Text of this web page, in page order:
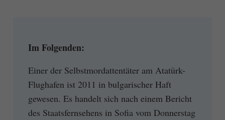
Im Folgenden:
Einer der Selbstmordattentäter am Atatürk-
Flughafen ist 2011 in bulgarischer Haft
gewesen. Es handelt sich nach einem Bericht
des Staatsfernsehens in Sofia vom Donnerstag